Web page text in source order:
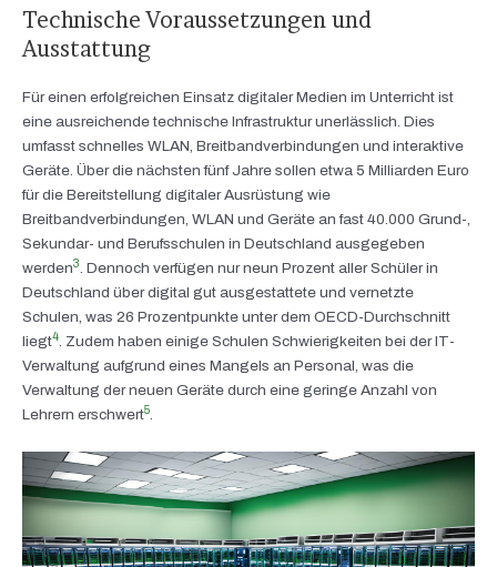
Technische Voraussetzungen und
Ausstattung
Für einen erfolgreichen Einsatz digitaler Medien im Unterricht ist
eine ausreichende technische Infrastruktur unerlässlich. Dies
umfasst schnelles WLAN, Breitbandverbindungen und interaktive
Geräte. Über die nächsten fünf Jahre sollen etwa 5 Milliarden Euro
für die Bereitstellung digitaler Ausrüstung wie
Breitbandverbindungen, WLAN und Geräte an fast 40.000 Grund-,
Sekundar- und Berufsschulen in Deutschland ausgegeben
werden3. Dennoch verfügen nur neun Prozent aller Schüler in
Deutschland über digital gut ausgestattete und vernetzte
Schulen, was 26 Prozentpunkte unter dem OECD-Durchschnitt
liegt4. Zudem haben einige Schulen Schwierigkeiten bei der IT-
Verwaltung aufgrund eines Mangels an Personal, was die
Verwaltung der neuen Geräte durch eine geringe Anzahl von
Lehrern erschwert5.